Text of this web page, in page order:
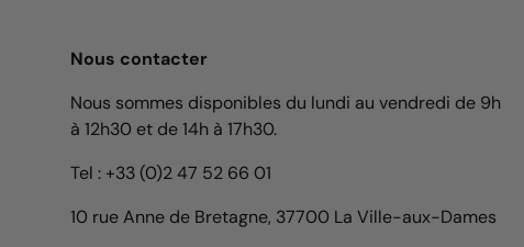
Nous contacter
Nous sommes disponibles du lundi au vendredi de 9h
à 12h30 et de 14h à 17h30.
Tel : +33 (0)2 47 52 66 01
10 rue Anne de Bretagne, 37700 La Ville-aux-Dames